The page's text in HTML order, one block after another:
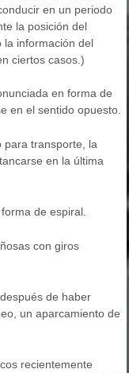
en un periodo
la posición del
la información del
ciertos casos.)
en forma de
en el sentido opuesto.
para transporte, la
en la última
de espiral.
con giros
de haber
un aparcamiento de
recientemente